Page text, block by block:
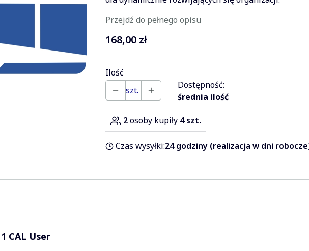
Przejdź do pełnego opisu
Cena
168,00 zł
Ilość
szt.
Dostępność:
średnia ilość
2osoby kupiły 4 szt.
Czas wysyłki:24 godziny (realizacja w dni
CAL User